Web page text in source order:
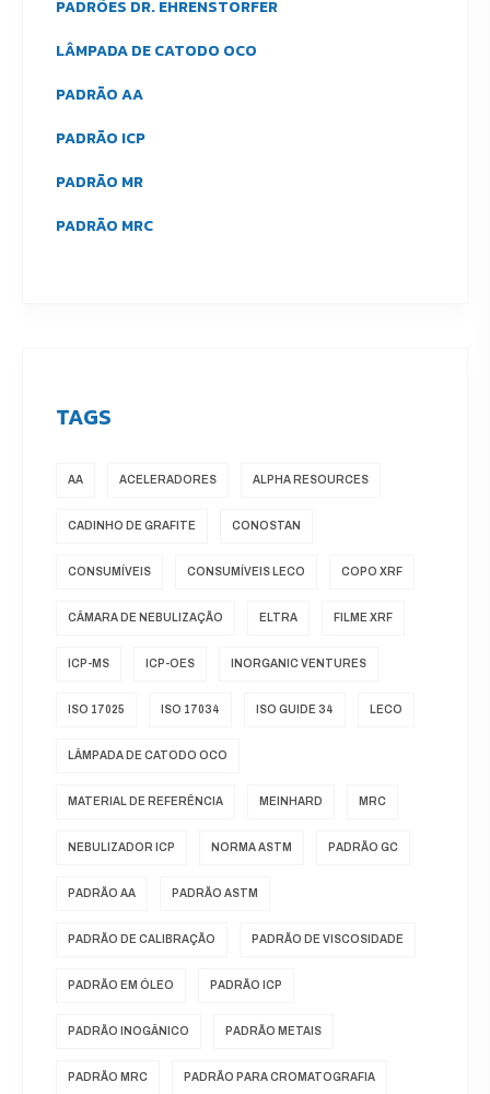
PADRÕES DR. EHRENSTORFER
LÂMPADA DE CATODO OCO
PADRÃO AA
PADRÃO ICP
PADRÃO MR
PADRÃO MRC
TAGS
AA ACELERADORES ALPHA RESOURCES
CADINHO DE GRAFITE CONOSTAN
CONSUMÍVEIS CONSUMÍVEIS LECO COPO XRF
CÂMARA DE NEBULIZAÇÃO ELTRA FILME XRF
ICP-MS ICP-OES INORGANIC VENTURES
ISO 17025 ISO 17034 ISO GUIDE 34 LECO
LÂMPADA DE CATODO OCO
MATERIAL DE REFERÊNCIA MEINHARD MRC
NEBULIZADOR ICP NORMA ASTM PADRÃO GC
PADRÃO AA PADRÃO ASTM
PADRÃO DE CALIBRAÇÃO PADRÃO DE VISCOSIDADE
PADRÃO EM ÓLEO PADRÃO ICP
PADRÃO INOGÂNICO PADRÃO METAIS
PADRÃO MRC PADRÃO PARA CROMATOGRAFIA